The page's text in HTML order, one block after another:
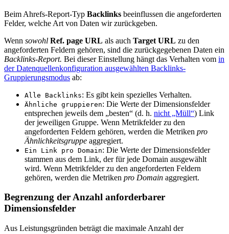
Beim Ahrefs-Report-Typ Backlinks beeinflussen die angeforderten
Felder, welche Art von Daten wir zurückgeben.
Wenn sowohl Ref. page URL als auch Target URL zu den
angeforderten Feldern gehören, sind die zurückgegebenen Daten ein
Backlinks-Report. Bei dieser Einstellung hängt das Verhalten vom in
der Datenquellenkonfiguration ausgewählten Backlinks-
Gruppierungsmodus ab:
Alle Backlinks: Es gibt kein spezielles Verhalten.
Ähnliche gruppieren: Die Werte der Dimensionsfelder
entsprechen jeweils dem „besten“ (d. h. nicht „Müll“) Link
der jeweiligen Gruppe. Wenn Metrikfelder zu den
angeforderten Feldern gehören, werden die Metriken pro
Ähnlichkeitsgruppe aggregiert.
Ein Link pro Domain: Die Werte der Dimensionsfelder
stammen aus dem Link, der für jede Domain ausgewählt
wird. Wenn Metrikfelder zu den angeforderten Feldern
gehören, werden die Metriken pro Domain aggregiert.
Begrenzung der Anzahl anforderbarer
Dimensionsfelder
Aus Leistungsgründen beträgt die maximale Anzahl der